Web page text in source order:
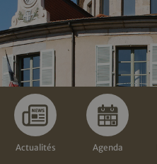
Actualités Agenda